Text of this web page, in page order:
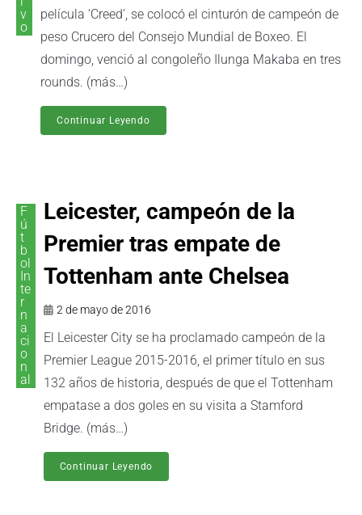
v
o
película ‘Creed’, se colocó el cinturón de campeón de
peso Crucero del Consejo Mundial de Boxeo. El
domingo, venció al congoleño Ilunga Makaba en tres
rounds. (más…)
Continuar Leyendo
F
ú
t
b
ol
In
te
r
n
a
ci
o
n
al
Leicester, campeón de la
Premier tras empate de
Tottenham ante Chelsea
2 de mayo de 2016
El Leicester City se ha proclamado campeón de la
Premier League 2015-2016, el primer título en sus
132 años de historia, después de que el Tottenham
empatase a dos goles en su visita a Stamford
Bridge. (más…)
Continuar Leyendo